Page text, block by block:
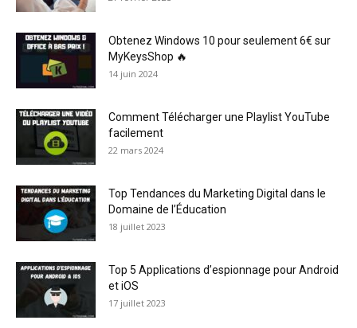
Obtenez Windows 10 pour seulement 6€ sur
MyKeysShop 🔥
14 juin 2024
Comment Télécharger une Playlist YouTube
facilement
22 mars 2024
Top Tendances du Marketing Digital dans le
Domaine de l’Éducation
18 juillet 2023
Top 5 Applications d’espionnage pour Android
et iOS
17 juillet 2023